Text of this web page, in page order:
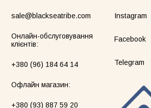
sale@blackseatribe.com
Онлайн-обслуговування
клієнтів:
+380 (96) 184 64 14
Офлайн магазин:
+380 (93) 887 59 20
Instagram
Facebook
Telegram